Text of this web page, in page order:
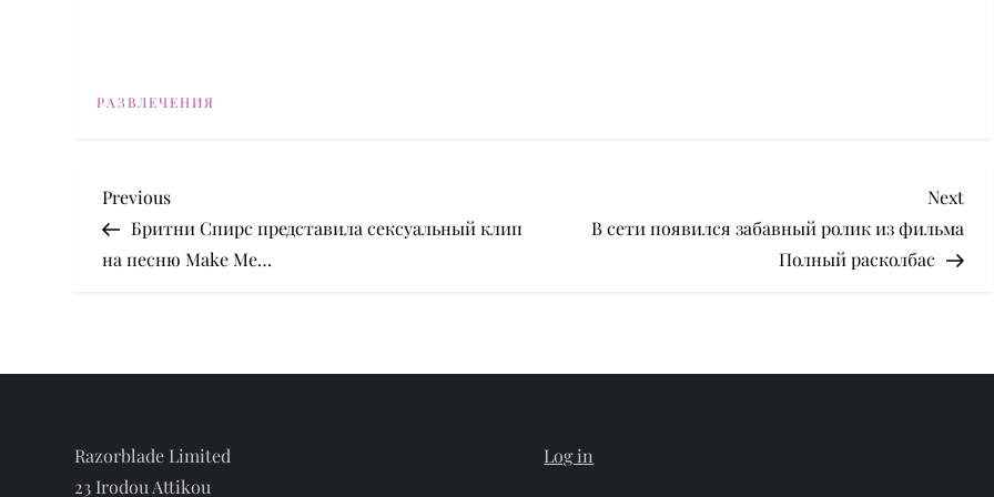
РАЗВЛЕЧЕНИЯ
P
o
t
a
Previous
Post
Previous
Бритни Спирс представила сексуальный клип
на песню Make Me…
Next
В сети появился забавный ролик из фильма
Полный расколбас
Razorblade Limited
23 Irodou Attikou
Log in